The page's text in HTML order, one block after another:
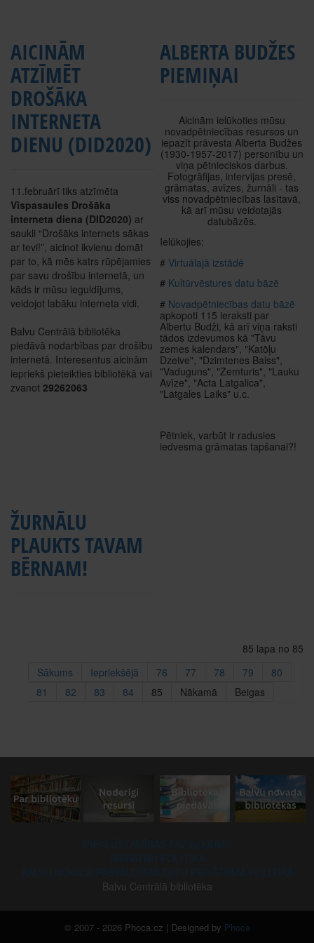
AICINĀM
ATZĪMĒT
DROŠĀKA
INTERNETA
DIENU (DID2020)
11.februārī tiks atzīmēta
Vispasaules Drošāka
interneta diena (DID2020) ar
saukli “Drošāks internets sākas
ar tevi!”, aicinot ikvienu domāt
par to, kā mēs katrs rūpējamies
par savu drošību internetā, un
kāds ir mūsu ieguldījums,
veidojot labāku interneta vidi.
Balvu Centrālā bibliotēka
piedāvā nodarbības par drošību
internetā. Interesentus aicinām
iepriekš pieteikties bibliotēkā vai
zvanot 29262063
ALBERTA BUDŽES
PIEMIŅAI
Aicinām ielūkoties mūsu
novadpētniecības resursos un
iepazīt prāvesta Alberta Budžes
(1930-1957-2017) personību un
viņa pētnieciskos darbus.
Fotogrāfijas, intervijas presē,
grāmatas, avīzes, žurnāli - tas
viss novadpētniecības lasītavā,
kā arī mūsu veidotajās
datubāzēs.
Ielūkojies:
# Virtuālajā izstādē
# Kultūrvēstures datu bāzē
# Novadpētniecības datu bāzē
apkopoti 115 ieraksti par
Albertu Budži, kā arī viņa raksti
tādos izdevumos kā "Tāvu
zemes kalendars", "Katōļu
Dzeive", "Dzimtenes Balss",
"Vaduguns", "Zemturis", "Lauku
Avīze", "Acta Latgalica",
"Latgales Laiks" u.c.
Pētniek, varbūt ir radusies
iedvesma grāmatas tapšanai?!
ŽURNĀLU
PLAUKTS TAVAM
BĒRNAM!
85 lapa no 85
Sākums
Iepriekšējā 76 77 78 79
80
81
82 83 84 85 Nākamā Beigas
Balvu Centrālā bibliotēka
© 2007 - 2026 Phoca.cz | Designed by Phoca